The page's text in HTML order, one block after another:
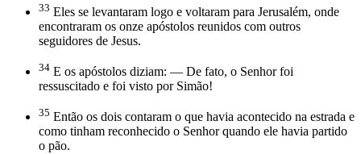
33 Eles se levantaram logo e voltaram para Jerusalém, onde
encontraram os onze apóstolos reunidos com outros
seguidores de Jesus.
34 E os apóstolos diziam: — De fato, o Senhor foi
ressuscitado e foi visto por Simão!
35 Então os dois contaram o que havia acontecido na estrada e
como tinham reconhecido o Senhor quando ele havia partido
o pão.